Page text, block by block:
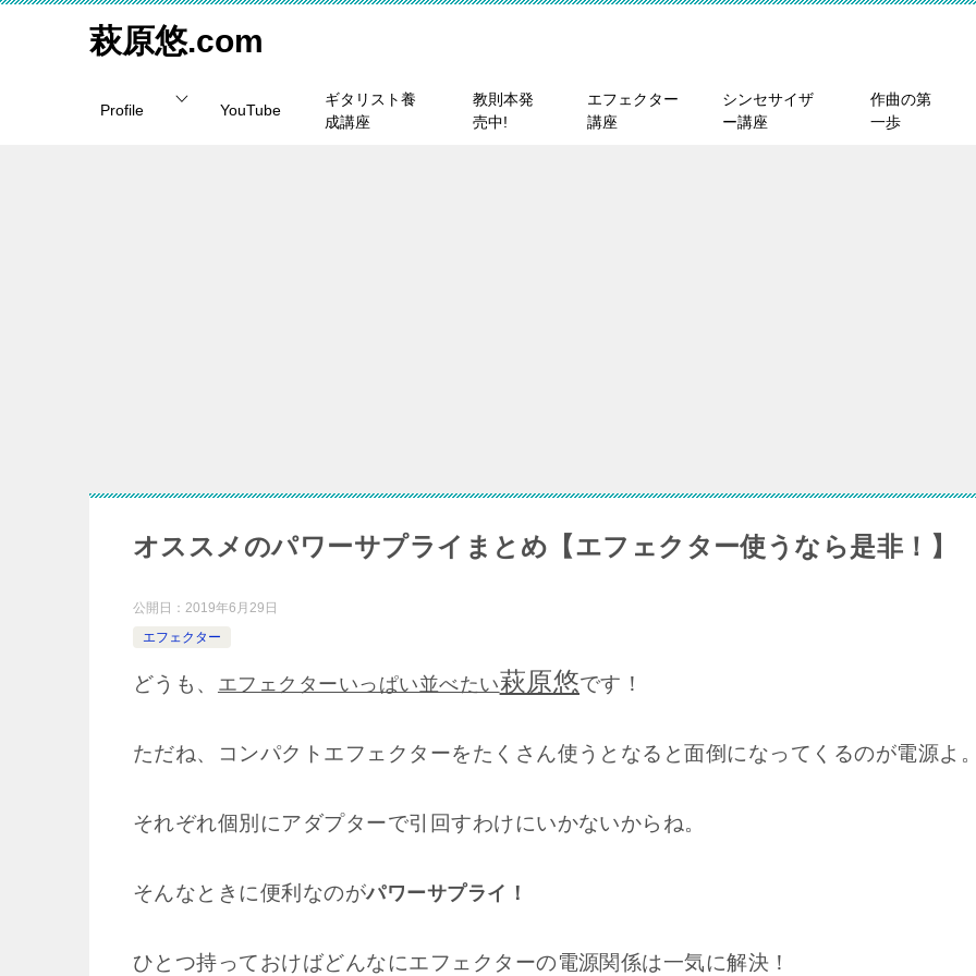
萩原悠.com
Profile YouTube
ギタリスト養
成講座
教則本発
売中!
エフェクター
講座
シンセサイザ
ー講座
作曲の第
一歩
オススメのパワーサプライまとめ【エフェクター使うなら是非！】
公開日： 2019年6月29日
エフェクター
どうも、 エフェクターいっぱい並べたい萩原悠です！
ただね、コンパクトエフェクターをたくさん使うとなると面倒になってくるのが電源よ
それぞれ個別にアダプターで引回すわけにいかないからね。
そんなときに便利なのがパワーサプライ ！
ひとつ持っておけばどんなにエフェクターの電源関係は一気に解決！